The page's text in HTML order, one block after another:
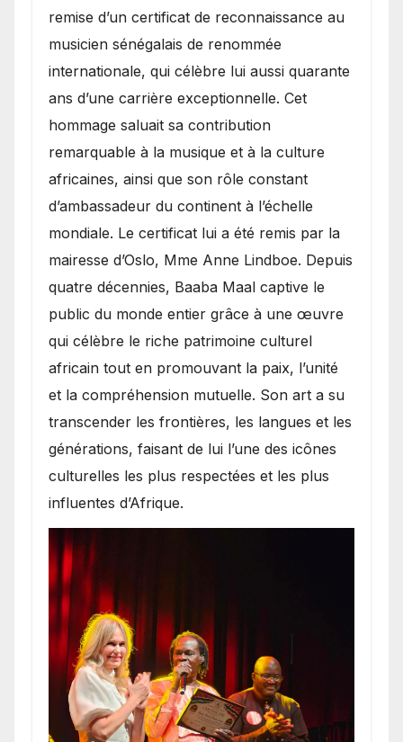
remise d’un certificat de reconnaissance au
musicien sénégalais de renommée
internationale, qui célèbre lui aussi quarante
ans d’une carrière exceptionnelle. Cet
hommage saluait sa contribution
remarquable à la musique et à la culture
africaines, ainsi que son rôle constant
d’ambassadeur du continent à l’échelle
mondiale. Le certificat lui a été remis par la
mairesse d’Oslo, Mme Anne Lindboe. Depuis
quatre décennies, Baaba Maal captive le
public du monde entier grâce à une œuvre
qui célèbre le riche patrimoine culturel
africain tout en promouvant la paix, l’unité
et la compréhension mutuelle. Son art a su
transcender les frontières, les langues et les
générations, faisant de lui l’une des icônes
culturelles les plus respectées et les plus
influentes d’Afrique.